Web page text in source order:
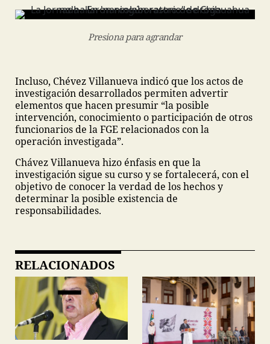
Presiona para agrandar
Incluso, Chévez Villanueva indicó que los actos de
investigación desarrollados permiten advertir
elementos que hacen presumir “la posible
intervención, conocimiento o participación de otros
funcionarios de la FGE relacionados con la
operación investigada”.
Chávez Villanueva hizo énfasis en que la
investigación sigue su curso y se fortalecerá, con el
objetivo de conocer la verdad de los hechos y
determinar la posible existencia de
responsabilidades.
RELACIONADOS